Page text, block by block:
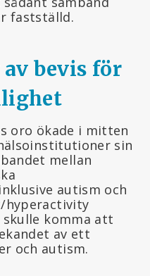
fastställd.
bevis för
oro ökade i mitten
sin
mellan
autism och
hyperactivity
komma att
av ett
och autism.